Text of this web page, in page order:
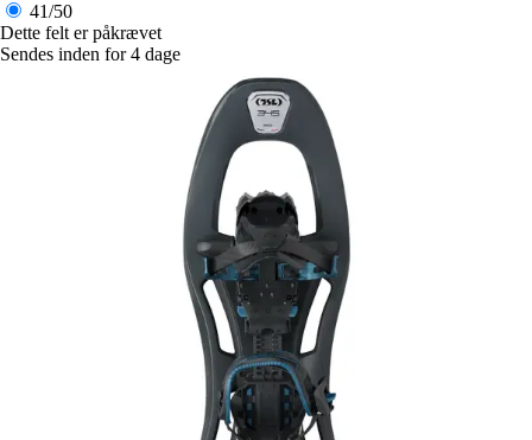
41/50
Dette felt er påkrævet
Sendes inden for 4 dage